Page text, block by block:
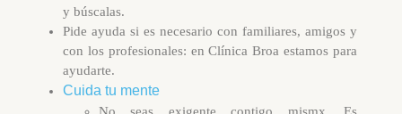
y búscalas.
Pide ayuda si es necesario con familiares, amigos y
con los profesionales: en Clínica Broa estamos para
ayudarte.
Cuida tu mente